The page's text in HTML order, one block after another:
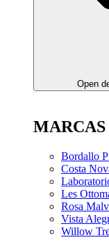
Open
Bordallo
Costa
Les
Rosa
Vista
Willow